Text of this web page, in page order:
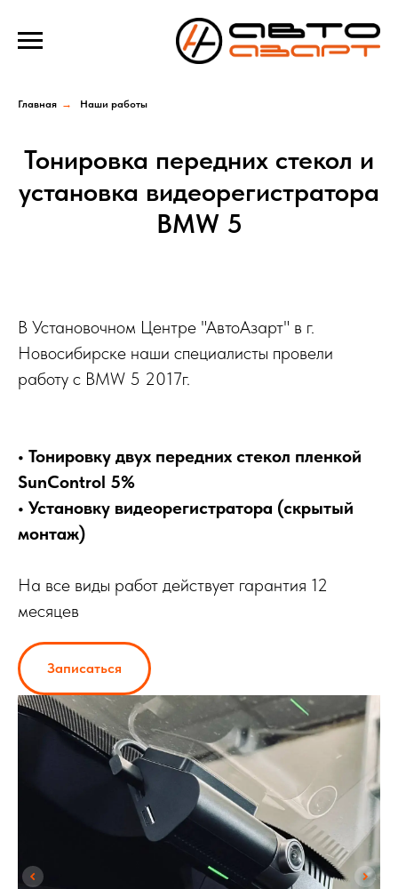
Главная → Наши работы
Тонировка передних стекол и
установка видеорегистратора
BMW 5
В Установочном Центре "АвтоАзарт" в г.
Новосибирске наши специалисты провели
работу с BMW 5 2017г.
• Тонировку двух передних стекол пленкой
SunControl 5%
• Установку видеорегистратора (скрытый
монтаж)
На все виды работ действует гарантия 12
месяцев
Записаться